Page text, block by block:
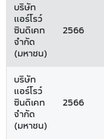
บริษัท
แอร์โรว์
ซินดิเคท
จำกัด
(มหาชน)
2566
บริษัท
แอร์โรว์
ซินดิเคท
จำกัด
(มหาชน)
2566